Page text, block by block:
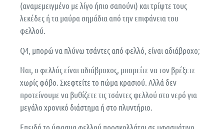
(αναμεμειγμένο με λίγο ήπιο σαπούνι) και τρίψτε τους
λεκέδες ή τα μαύρα σημάδια από την επιφάνεια του
φελλού.
Q4, μπορώ να πλύνω τσάντες από φελλό, είναι αδιάβροχο;
Ναι, ο φελλός είναι αδιάβροχος, μπορείτε να τον βρέξετε
χωρίς φόβο. Σκεφτείτε το πώμα κρασιού. Αλλά δεν
προτείνουμε να βυθίζετε τις τσάντες φελλού στο νερό για
μεγάλο χρονικό διάστημα ή στο πλυντήριο.
Επειδή το ύφασμα φελλού προσκολλάται σε υφασμάτινο